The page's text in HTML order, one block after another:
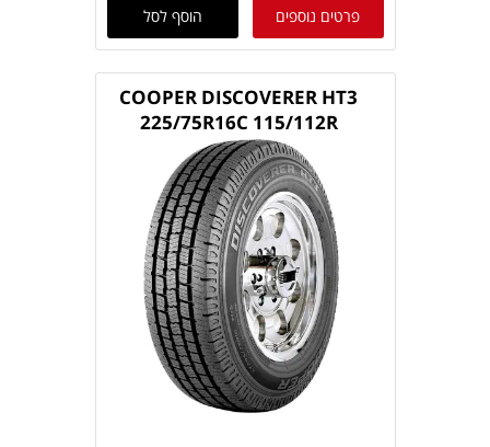
פרטים נוספים הוסף לסל
COOPER DISCOVERER HT3
225/75R16C 115/112R